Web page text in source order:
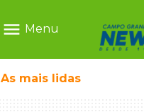
menu Menu
As mais lidas